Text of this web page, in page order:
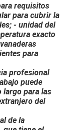
requisitos
para cubrir la
- unidad del
exacto
para
profesional
puede
largo para las
del
de la